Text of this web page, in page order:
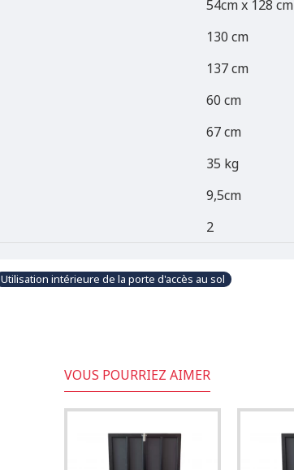
54cm x 128 cm
130 cm
137 cm
60 cm
67 cm
35 kg
9,5cm
2
Utilisation intérieure de la porte d'accès au sol
VOUS POURRIEZ AIMER